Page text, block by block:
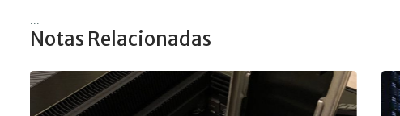
Notas Relacionadas